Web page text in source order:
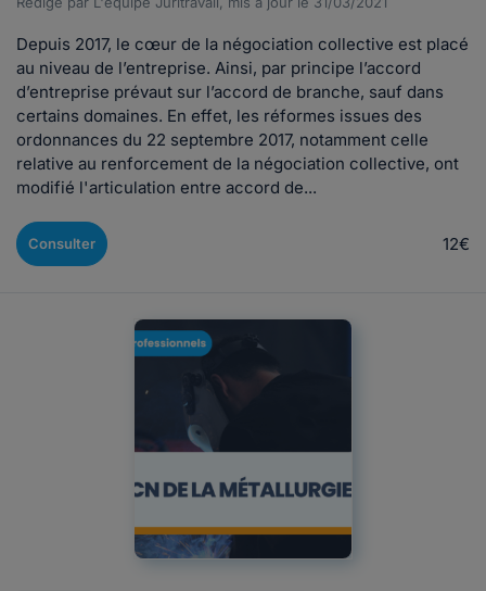
Depuis 2017, le cœur de la négociation collective est placé
au niveau de l’entreprise. Ainsi, par principe l’accord
d’entreprise prévaut sur l’accord de branche, sauf dans
certains domaines. En effet, les réformes issues des
ordonnances du 22 septembre 2017, notamment celle
relative au renforcement de la négociation collective, ont
modifié l'articulation entre accord de...
Consulter 12€